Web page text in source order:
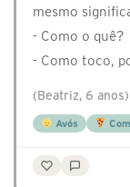
mesmo
- Como o quê?
- Como toco,
(Beatriz, 6 anos)
Avós